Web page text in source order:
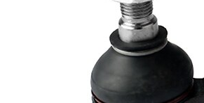
Dış dişli 1,25
mm
İlave
ürün/
İlave
açıklama
sentetik
yağ ile